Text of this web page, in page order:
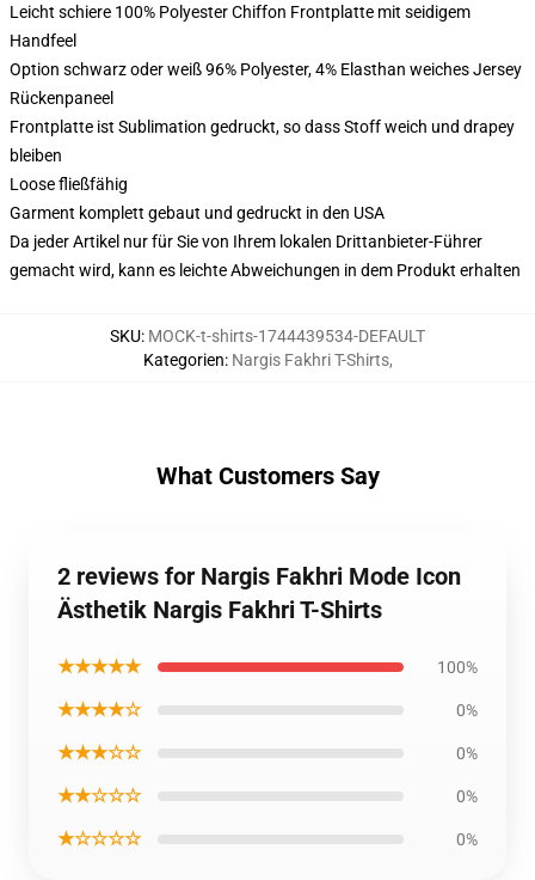
Leicht schiere 100% Polyester Chiffon Frontplatte mit seidigem
Handfeel
Option schwarz oder weiß 96% Polyester, 4% Elasthan weiches Jersey
Rückenpaneel
Frontplatte ist Sublimation gedruckt, so dass Stoff weich und drapey
bleiben
Loose fließfähig
Garment komplett gebaut und gedruckt in den USA
Da jeder Artikel nur für Sie von Ihrem lokalen Drittanbieter-Führer
gemacht wird, kann es leichte Abweichungen in dem Produkt erhalten
SKU: MOCK-t-shirts-1744439534-DEFAULT
Kategorien: Nargis Fakhri T-Shirts,
What Customers Say
2 reviews for Nargis Fakhri Mode Icon
Ästhetik Nargis Fakhri T-Shirts
★★★★★ 100%
★★★★☆ 0%
★★★☆☆ 0%
★★☆☆☆ 0%
★☆☆☆☆ 0%